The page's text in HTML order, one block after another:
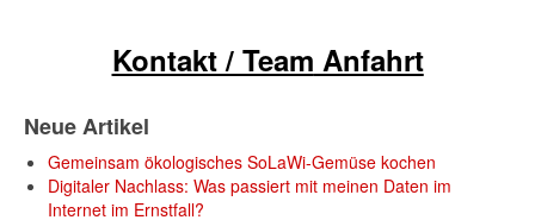
Kontakt / Team Anfahrt
Neue Artikel
Gemeinsam ökologisches SoLaWi-Gemüse kochen
Digitaler Nachlass: Was passiert mit meinen Daten im
Internet im Ernstfall?